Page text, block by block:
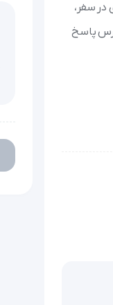
در سفر،
پاسخ